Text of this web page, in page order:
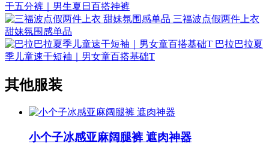
干五分裤｜男生夏日百搭神裤
三福波点假两件上衣
甜妹氛围感单品
巴拉巴拉夏
季儿童速干短袖｜男女童百搭基础T
其他服装
小个子冰感亚麻阔腿裤 遮肉神器